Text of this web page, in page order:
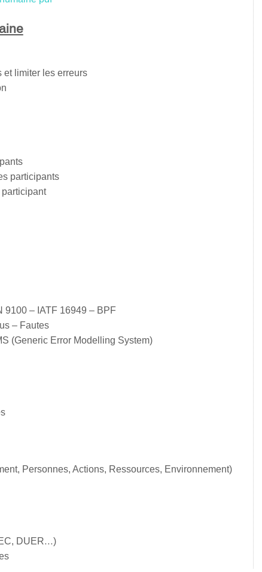
et limiter les erreurs
participants
9100 – IATF 16949 – BPF
– Fautes
(Generic Error Modelling System)
Personnes, Actions, Ressources, Environnement)
DUER…)